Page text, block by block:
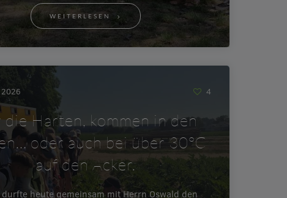
WEITERLESEN
4
die Harten, kommen in den
oder auch bei über 30°C
auf den Acker.
durfte heute gemeinsam mit Herrn Oswald den